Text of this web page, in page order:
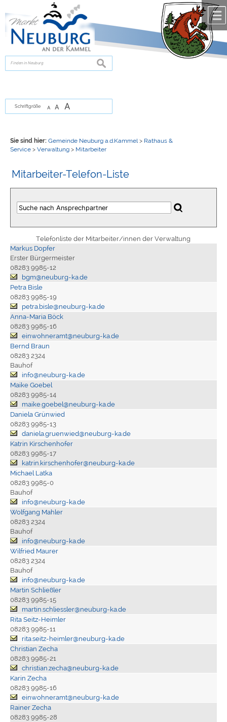
zur Navigationoder
springen.
suchen
Schriftgröße A A A
Sie sind hier: Gemeinde Neuburg a.d.Kammel > Rathaus &
Service> Verwaltung> Mitarbeiter
Mitarbeiter-Telefon-Liste
Telefonliste der Mitarbeiter/innen der Verwaltung
Markus Dopfer
Erster Bürgermeister
08283 9985-12
bgm@neuburg-ka.de
Petra Bisle
08283 9985-19
petra.bisle@neuburg-ka.de
Anna-Maria Böck
08283 9985-16
einwohneramt@neuburg-ka.de
Bernd Braun
08283 2324
Bauhof
info@neuburg-ka.de
Maike Goebel
08283 9985-14
maike.goebel@neuburg-ka.de
Daniela Grünwied
08283 9985-13
daniela.gruenwied@neuburg-ka.de
Katrin Kirschenhofer
08283 9985-17
katrin.kirschenhofer@neuburg-ka.de
Michael Latka
08283 9985-0
Bauhof
info@neuburg-ka.de
Wolfgang Mahler
08283 2324
Bauhof
info@neuburg-ka.de
Wilfried Maurer
08283 2324
Bauhof
info@neuburg-ka.de
Martin Schließler
08283 9985-15
martin.schliessler@neuburg-ka.de
Rita Seitz-Heimler
08283 9985-11
rita.seitz-heimler@neuburg-ka.de
Christian Zecha
08283 9985-21
christian.zecha@neuburg-ka.de
Karin Zecha
08283 9985-16
einwohneramt@neuburg-ka.de
Rainer Zecha
08283 9985-28